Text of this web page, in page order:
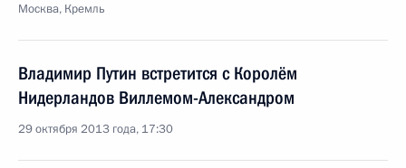
Москва, Кремль
Владимир Путин встретится с Королём
Нидерландов Виллемом-Александром
29 октября 2013 года, 17:30